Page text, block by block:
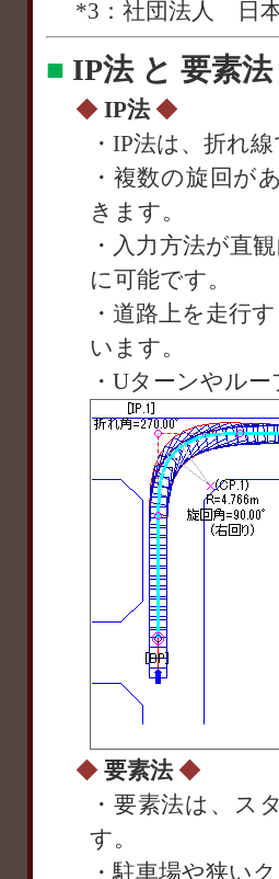
*3：社団法人 日
■ IP法 と 要素
◆ IP法 ◆
・IP法は、折れ
・複数の旋回が
きます。
・入力方法が直
に可能です。
・道路上を走行
います。
・Uターンやル
◆ 要素法 ◆
・要素法は、ス
す。
・駐車場や狭い